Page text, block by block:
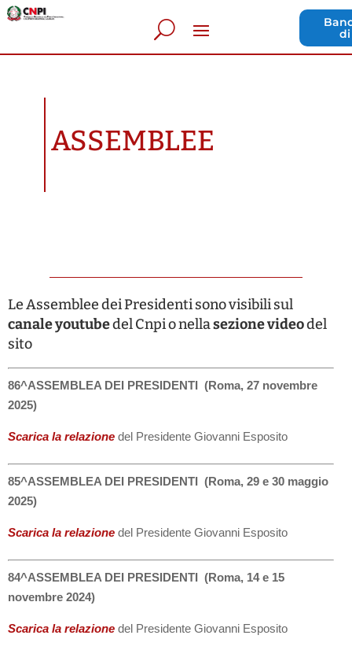
ASSEMBLEE
Le Assemblee dei Presidenti sono visibili sul
canale youtubedel Cnpi o nellasezione videodel
sito
86^ASSEMBLEA DEI PRESIDENTI (Roma, 27 novembre
2025)
Scarica la relazione del Presidente Giovanni Esposito
85^ASSEMBLEA DEI PRESIDENTI (Roma, 29 e 30 maggio
2025)
Scarica la relazione del Presidente Giovanni Esposito
84^ASSEMBLEA DEI PRESIDENTI (Roma, 14 e 15
novembre 2024)
Scarica la relazione del Presidente Giovanni Esposito